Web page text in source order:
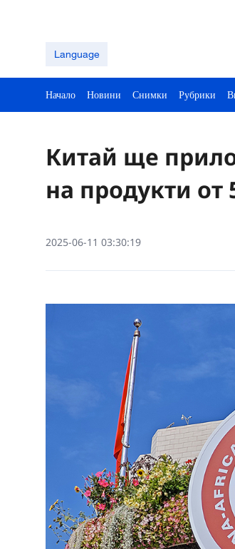
Language
Начало Новини Снимки Рубрики
Китай ще
на продукти
2025-06-11 03:30:19